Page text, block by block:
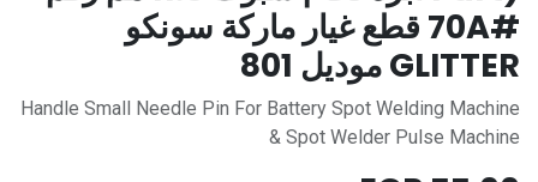
#70A قطع غيار ماركة سونكو
GLITTER موديل 801
Handle Small Needle Pin For Battery Spot Welding Machine
& Spot Welder Pulse Machine